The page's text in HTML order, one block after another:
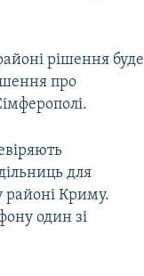
рішення буде
про
для
районі Криму.
один зі